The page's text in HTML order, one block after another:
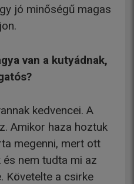
jó minőségű magas
van a kutyádnak,
kedvencei. A
Amikor haza hoztuk
megenni, mert ott
nem tudta mi az
Követelte a csirke